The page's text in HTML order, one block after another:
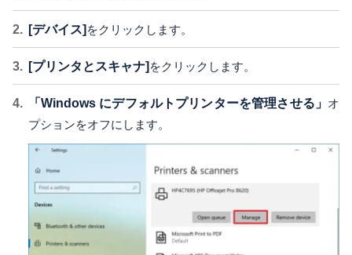
[デバイス] をクリックします。
[プリンタとスキャナ] をクリックします。
「Windows にデフォルトプリンターを管理させる」 オ
プションをオフにします。